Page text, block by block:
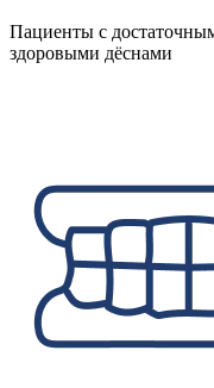
Пациенты с
здоровыми дёснами